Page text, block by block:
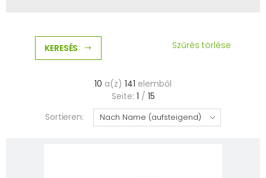
KERESÉS Szűrés törlése
10 a(z) 141 elemből
Seite: 1 / 15
Sortieren: